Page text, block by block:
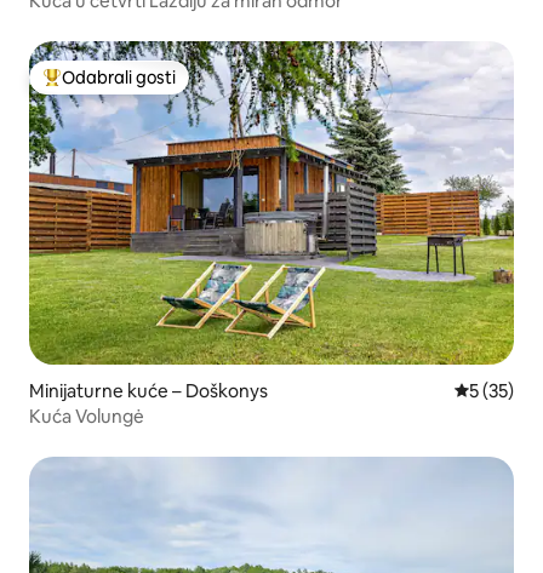
Među najviše rangiranima s oznakom „Odabrali gosti”
Odabrali gosti
Minijaturne kuće – Doškonys Prosječna
5 (35)
Kuća Volungė